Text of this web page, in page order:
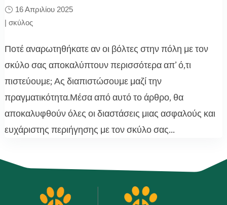
16 Απριλίου 2025
| σκύλος
Ποτέ αναρωτηθήκατε αν οι βόλτες στην πόλη με τον
σκύλο σας αποκαλύπτουν περισσότερα απ’ ό,τι
πιστεύουμε; Ας διαπιστώσουμε μαζί την
πραγματικότητα.Μέσα από αυτό το άρθρο, θα
αποκαλυφθούν όλες οι διαστάσεις μιας ασφαλούς και
ευχάριστης περιήγησης με τον σκύλο σας...